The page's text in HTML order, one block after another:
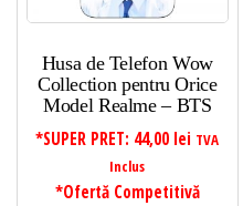
Husa de Telefon Wow
Collection pentru Orice
Model Realme – BTS
*SUPER PRET: 44,00 lei TVA
Inclus
*Ofertă Competitivă